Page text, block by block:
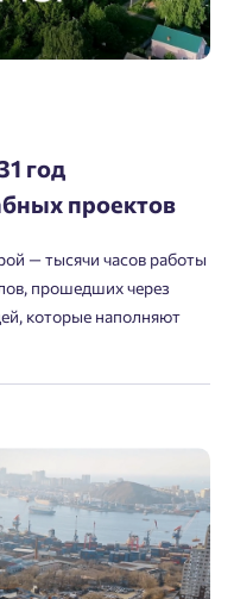
год
проектов
— тысячи часов работы
прошедших через
которые наполняют
согласие на обработку